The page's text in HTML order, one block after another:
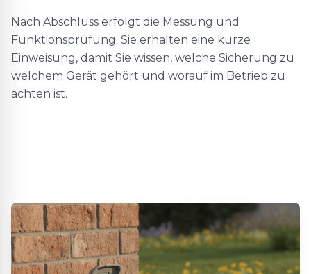
Nach Abschluss erfolgt die Messung und
Funktionsprüfung. Sie erhalten eine kurze
Einweisung, damit Sie wissen, welche Sicherung zu
welchem Gerät gehört und worauf im Betrieb zu
achten ist.